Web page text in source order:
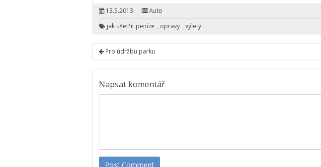
13.5.2013
Auto
jak ušetřit peníze , opravy , výlety
Pro údržbu parku
Napsat komentář
Post Comment